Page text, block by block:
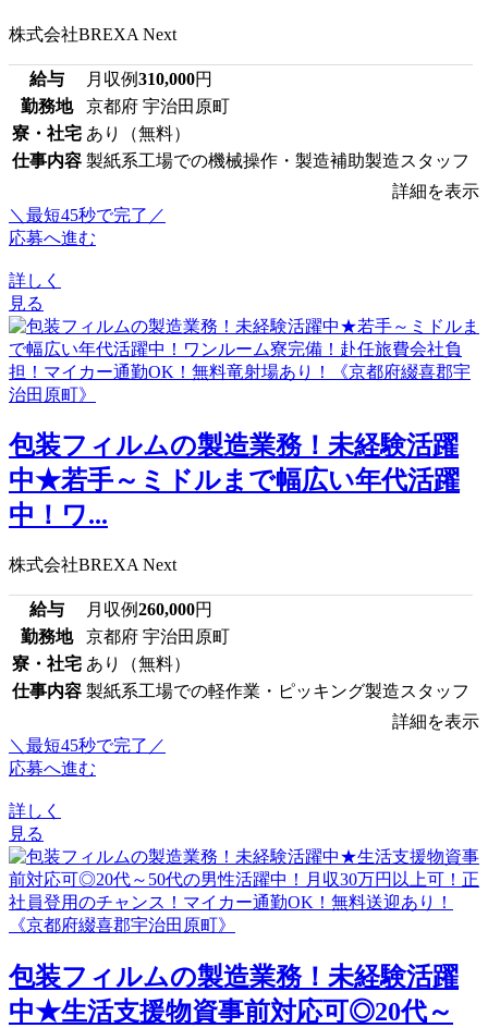
株式会社BREXA Next
給与 月収例310,000円
勤務地
京都府 宇治田原町
寮・社宅 あり（無料）
仕事内容 製紙系工場での機械操作・製造補助製造スタッフ
詳細を表示
＼最短45秒で完了／
応募へ進む
詳しく
見る
包装フィルムの製造業務！未経験活躍
中★若手～ミドルまで幅広い年代活躍
中！ワ...
株式会社BREXA Next
給与 月収例260,000円
勤務地
京都府 宇治田原町
寮・社宅 あり（無料）
仕事内容 製紙系工場での軽作業・ピッキング製造スタッフ
詳細を表示
＼最短45秒で完了／
応募へ進む
詳しく
見る
包装フィルムの製造業務！未経験活躍
中★生活支援物資事前対応可◎20代～